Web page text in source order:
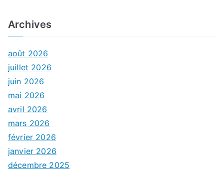
Archives
août 2026
juillet 2026
juin 2026
mai 2026
avril 2026
mars 2026
février 2026
janvier 2026
décembre 2025